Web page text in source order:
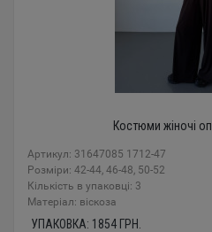
Костюми жіночі
Артикул: 31647085 1712-47
Розміри: 42-44, 46-48, 50-52
Кількість в упаковці: 3
Mатеріал: віскоза
УПАКОВКА: 1854 ГРН.